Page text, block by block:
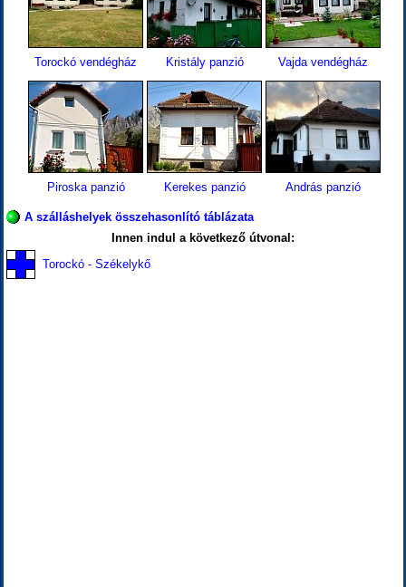
Torockó vendégház Kristály panzió Vajda vendégház
Piroska panzió Kerekes panzió András panzió
A szálláshelyek összehasonlító táblázata
Innen indul a következő útvonal:
Torockó - Székelykő